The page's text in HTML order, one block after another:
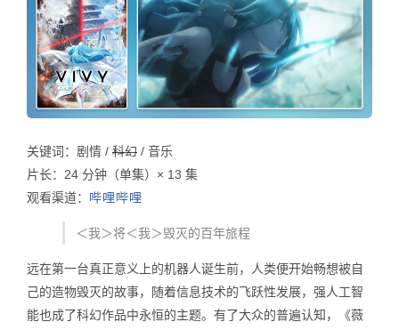
关键词：剧情 / 科幻 / 音乐
片长：24 分钟（单集）× 13 集
观看渠道： 哔哩哔哩
＜我＞将＜我＞毁灭的百年旅程
远在第一台真正意义上的机器人诞生前，人类便开始畅想被自
己的造物毁灭的故事，随着信息技术的飞跃性发展，强人工智
能也成了科幻作品中永恒的主题。有了大众的普遍认知，《薇